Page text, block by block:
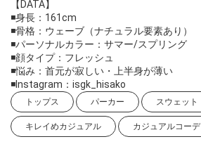
【DATA】
◾️身長：161cm
◾️骨格：ウェーブ（ナチュラル要素あり）
◾️パーソナルカラー：サマー/スプリング
◾️顔タイプ：フレッシュ
◾️悩み：首元が寂しい・上半身が薄い
◾️Instagram：isgk_hisako
トップス パーカー スウェット
キレイめカジュアル カジュアルコーデ